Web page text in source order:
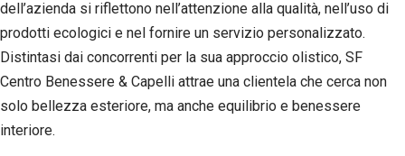
dell’azienda si riflettono nell’attenzione alla qualità, nell’uso di
prodotti ecologici e nel fornire un servizio personalizzato.
Distintasi dai concorrenti per la sua approccio olistico, SF
Centro Benessere & Capelli attrae una clientela che cerca non
solo bellezza esteriore, ma anche equilibrio e benessere
interiore.